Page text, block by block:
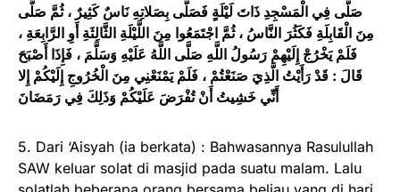
صَلَّى فِي الْمَسْجِدِ ذَاتَ لَيْلَةٍ فَصَلَّى بِصَلاتِهِ نَاسٌ كَثِيرٌ ، ثُمَّ صَلَّى
مِنَ الْقَابِلَةِ فَكَثُرَ النَّاسُ ، ثُمَّ اجْتَمَعُوا مِنَ اللَّيْلَةِ الثَّالِثَةِ أَوِ الرَّابِعَةِ ،
فَلَمْ يَخْرُجْ إِلَيْهِمْ رَسُولُ اللَّهِ صَلَّى اللَّهُ عَلَيْهِ وَسَلَّمَ ، فَإِذَا أَصْبَحَ
قَالَ : قَدْ رَأَيْتُ الَّذِيَ صَنَعْتُمْ ، فَلَمْ يَمْنَعْنِي مِنَ الْخُرُوجِ إِلَيْكُمْ إِلا
أَنِّي خَشِيتُ أَنْ تُفْرَضَ عَلَيْكُمْ وَذَلِكَ فِي رَمَضَانَ
5. Dari ‘Aisyah (ia berkata) : Bahwasannya Rasulullah
SAW keluar solat di masjid pada suatu malam. Lalu